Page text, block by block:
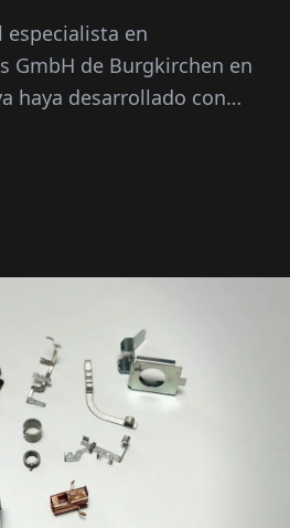
especialista en
GmbH de Burgkirchen en
haya desarrollado con
de almacén...